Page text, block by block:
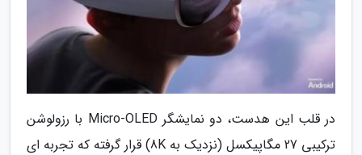
در قلب این هدست، دو نمایشگر Micro-OLED با رزولوشن
ترکیبی 27 مگاپیکسل (نزدیک به 8K) قرار گرفته که تجربه ای